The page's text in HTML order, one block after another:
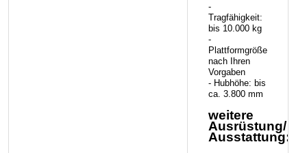
-
Tragfähigkeit:
bis 10.000 kg
-
Plattformgröße
nach Ihren
Vorgaben
- Hubhöhe: bis
ca. 3.800 mm
weitere
Ausrüstung/
Ausstattung: